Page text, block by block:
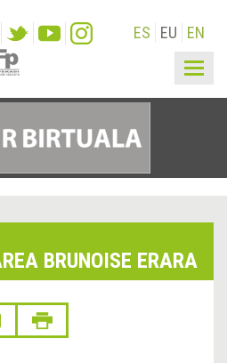
ES EU EN
BRUNOISE ERARA